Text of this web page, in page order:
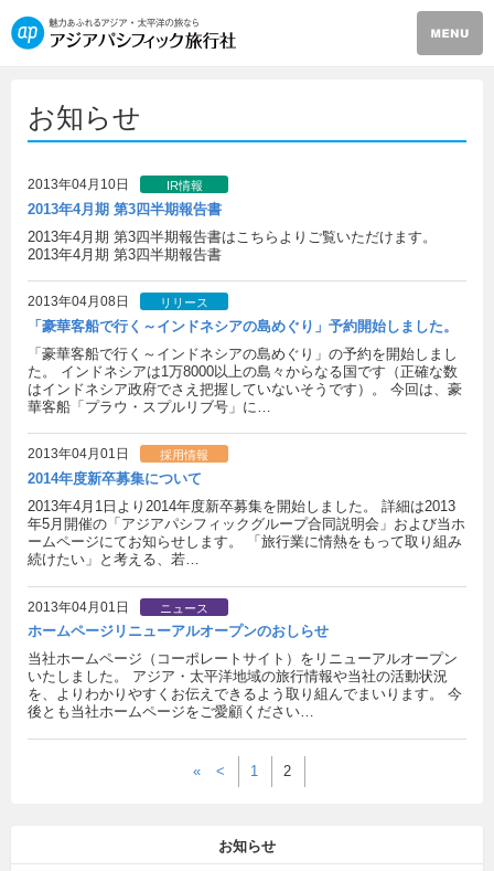
お知らせ
2013年04月10日 IR情報
2013年4月期 第3四半期報告書
2013年4月期 第3四半期報告書はこちらよりご覧いただけます。
2013年4月期 第3四半期報告書
2013年04月08日 リリース
「豪華客船で行く～インドネシアの島めぐり」予約開始しました。
「豪華客船で行く～インドネシアの島めぐり」の予約を開始しまし
た。 インドネシアは1万8000以上の島々からなる国です（正確な数
はインドネシア政府でさえ把握していないそうです）。 今回は、豪
華客船「プラウ・スプルリブ号」に…
2013年04月01日 採用情報
2014年度新卒募集について
2013年4月1日より2014年度新卒募集を開始しました。 詳細は2013
年5月開催の「アジアパシフィックグループ合同説明会」および当ホ
ームページにてお知らせします。 「旅行業に情熱をもって取り組み
続けたい」と考える、若…
2013年04月01日 ニュース
ホームページリニューアルオープンのおしらせ
当社ホームページ（コーポレートサイト）をリニューアルオープン
いたしました。 アジア・太平洋地域の旅行情報や当社の活動状況
を、よりわかりやすくお伝えできるよう取り組んでまいります。 今
後とも当社ホームページをご愛顧ください…
« < 1 2
お知らせ